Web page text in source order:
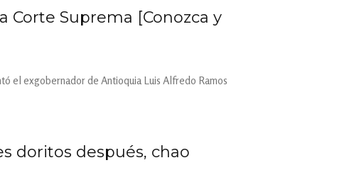
Corte Suprema [Conozca y
el exgobernador de Antioquia Luis Alfredo Ramos
doritos después, chao